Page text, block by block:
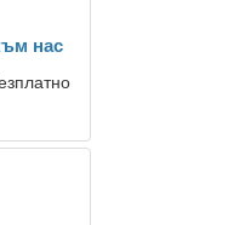
нас